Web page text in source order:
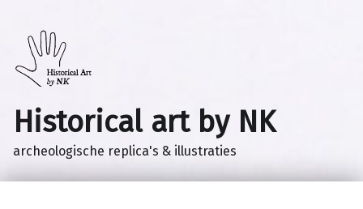
Historical art by NK
archeologische replica's & illustraties